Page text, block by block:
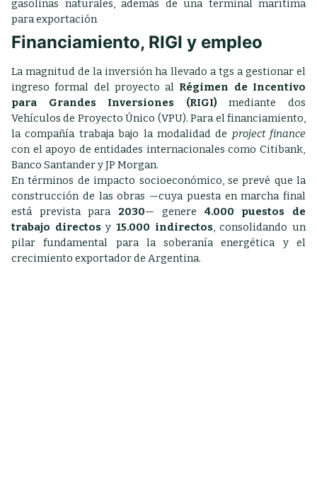
gasolinas naturales, además de una terminal marítima
para exportación
Financiamiento, RIGI y empleo
La magnitud de la inversión ha llevado a tgs a gestionar el
ingreso formal del proyecto al Régimen de Incentivo
para Grandes Inversiones (RIGI)mediante dos
Vehículos de Proyecto Único (VPU). Para el financiamiento,
la compañía trabaja bajo la modalidad de project finance
con el apoyo de entidades internacionales como Citibank,
Banco Santander y JP Morgan.
En términos de impacto socioeconómico, se prevé que la
construcción de las obras —cuya puesta en marcha final
está prevista para 2030— genere 4.000 puestos de
trabajo directosy15.000 indirectos, consolidando un
pilar fundamental para la soberanía energética y el
crecimiento exportador de Argentina.